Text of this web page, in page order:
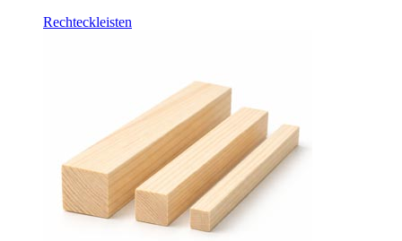
Rechteckleisten